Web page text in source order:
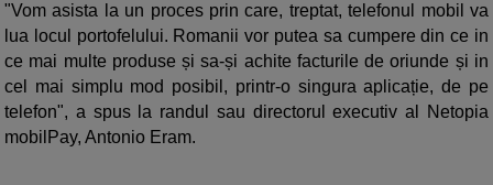
"Vom asista la un proces prin care, treptat, telefonul mobil va
lua locul portofelului. Romanii vor putea sa cumpere din ce in
ce mai multe produse și sa-și achite facturile de oriunde și in
cel mai simplu mod posibil, printr-o singura aplicație, de pe
telefon", a spus la randul sau directorul executiv al Netopia
mobilPay, Antonio Eram.